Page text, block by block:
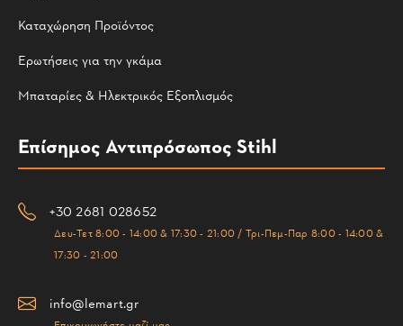
Καταχώρηση Προϊόντος
Ερωτήσεις για την γκάμα
Μπαταρίες & Ηλεκτρικός Εξοπλισμός
Επίσημος Αντιπρόσωπος Stihl
+30 2681 028652
Δευ-Τετ 8:00 - 14:00 & 17:30 - 21:00 / Τρι-Πεμ-Παρ 8:00 - 14:00 &
17:30 - 21:00
info@lemart.gr